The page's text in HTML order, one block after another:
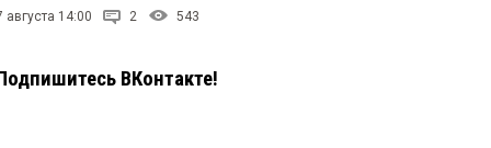
августа 14:00 2 543
ВКонтакте!